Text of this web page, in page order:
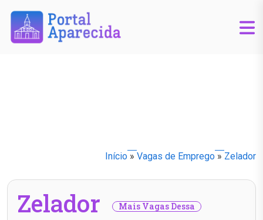
Início » Vagas de Emprego » Zelador
Zelador Mais Vagas Dessa